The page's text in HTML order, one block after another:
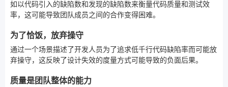
如以代码引入的缺陷数和发现的缺陷数来衡量代码质量和测试效
率，这可能导致团队成员之间的合作变得困难。
为了恰饭，放弃操守
通过一个场景描述了开发人员为了追求低千行代码缺陷率而可能放
弃操守，这反映了设计失效的度量方式可能导致的负面后果。
质量是团队整体的能力